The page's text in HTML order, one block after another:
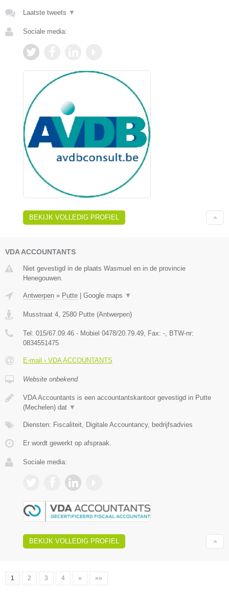
Laatste tweets ▼
Sociale media:
BEKIJK VOLLEDIG PROFIEL
VDA ACCOUNTANTS
Niet gevestigd in de plaats Wasmuel en in de provincie
Henegouwen.
Antwerpen » Putte | Google maps ▼
Musstraat 4 2580 Putte (Antwerpen)
Tel: 015/67.09.46 - Mobiel 0478/20.79.49 , Fax: - , BTW-nr:
0834551475
E-mail › VDA ACCOUNTANTS
Website onbekend
VDA Accountants is een accountantskantoor gevestigd in Putte
(Mechelen) dat ▼
Diensten: Fiscaliteit, Digitale Accountancy, bedrijfsadvies
Er wordt gewerkt op afspraak.
Sociale media:
BEKIJK VOLLEDIG PROFIEL
1 2 3 4 » »»